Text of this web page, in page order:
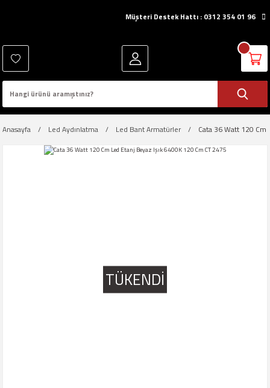
Müşteri Destek Hattı : 0312 354 01 96
Anasayfa Led Aydınlatma Led Bant Armatürler Cata 36 Watt 120 Cm
TÜKENDİ